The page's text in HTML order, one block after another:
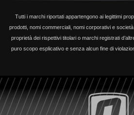
Tutti i marchi riportati appartengono ai legittimi
prodotti, nomi commerciali, nomi corporativi e
proprietà dei rispettivi titolari o marchi registrati
puro scopo esplicativo e senza alcun fine di